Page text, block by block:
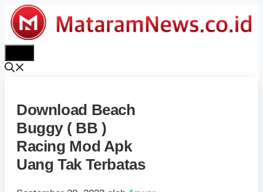
Langsung
ke
isi
Download Beach
Buggy ( BB )
Racing Mod Apk
Uang Tak Terbatas